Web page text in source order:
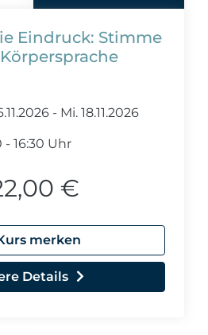
Eindruck: Stimme
- Mi. 18.11.2026
- 16:30 Uhr
€
merken
Details